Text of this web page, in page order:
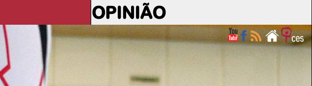
OPINIÃO